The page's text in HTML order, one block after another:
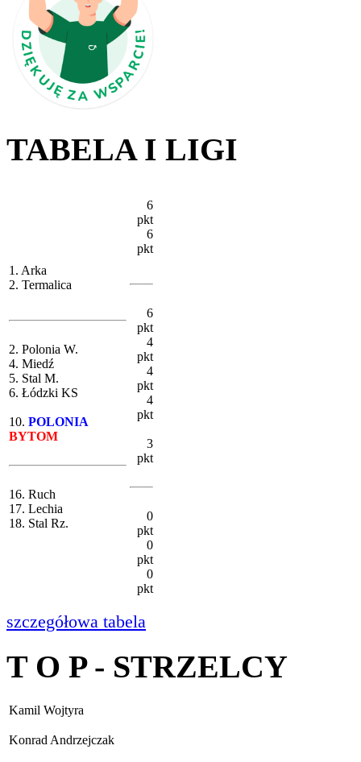
TABELA I LIGI
1. Arka
2. Termalica
2. Polonia W.
4. Miedź
5. Stal M.
6. Łódzki KS
10. POLONIA
BYTOM
16. Ruch
17. Lechia
18. Stal Rz.
6
pkt
6
pkt
6
pkt
4
pkt
4
pkt
4
pkt
3
pkt
0
pkt
0
pkt
0
pkt
szczegółowa tabela
T O P - STRZELCY
Kamil Wojtyra
Konrad Andrzejczak